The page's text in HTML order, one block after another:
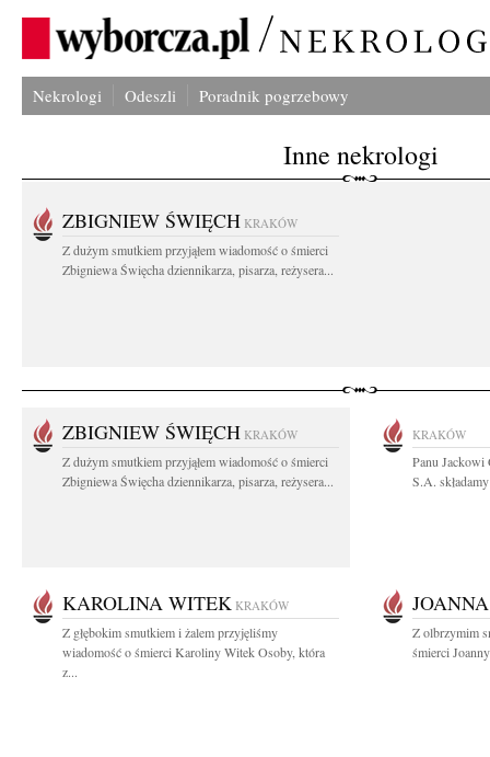
Nekrologi Odeszli Poradnik pogrzebowy
Inne nekrologi
ZBIGNIEW ŚWIĘCH KRAKÓW
Z dużym smutkiem przyjąłem wiadomość o śmierci
Zbigniewa Święcha dziennikarza, pisarza, reżysera...
ZBIGNIEW ŚWIĘCH KRAKÓW
Z dużym smutkiem przyjąłem wiadomość o śmierci
Zbigniewa Święcha dziennikarza, pisarza, reżysera...
KRAKÓW
Panu Jackowi
S.A.
KAROLINA WITEK KRAKÓW
Z głębokim smutkiem i żalem przyjęliśmy
wiadomość o śmierci Karoliny Witek Osoby, która
z...
Z olbrzymim
śmierci